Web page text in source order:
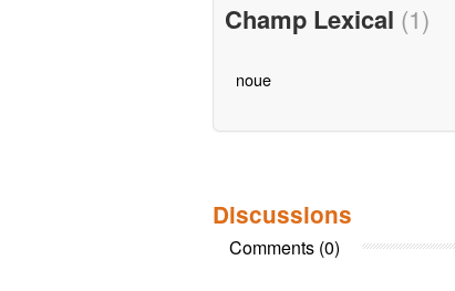
Champ Lexical (1)
noue
Discussions
Comments (0)